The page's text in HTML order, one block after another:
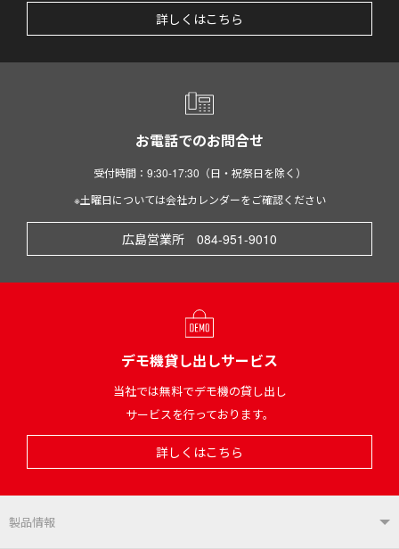
詳しくはこちら
お電話でのお問合せ
受付時間：9:30-17:30（日・祝祭日を除く）
※土曜日については会社カレンダーをご確認ください
広島営業所 084-951-9010
デモ機貸し出しサービス
当社では無料でデモ機の貸し出し
サービスを行っております。
詳しくはこちら
製品情報